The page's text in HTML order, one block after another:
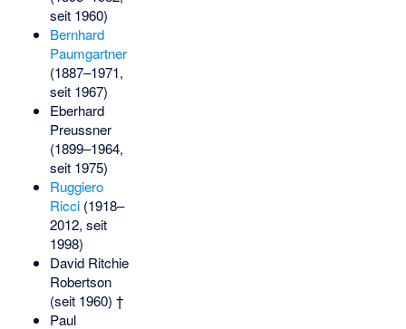
seit 1960)
Bernhard
Paumgartner
(1887–1971,
seit 1967)
Eberhard
Preussner
(1899–1964,
seit 1975)
Ruggiero
Ricci(1918–
2012, seit
1998)
David Ritchie
Robertson
(seit 1960) †
Paul